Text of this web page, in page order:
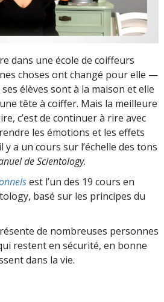
dans une école de coiffeurs
choses ont changé pour elle —
élèves sont à la maison et elle
tête à coiffer. Mais la meilleure
c’est de continuer à rire avec
les émotions et les effets
y a un cours sur l’échelle des tons
de Scientology.
est l’un des 19 cours en
basé sur les principes du
de nombreuses personnes
restent en sécurité, en bonne
dans la vie.